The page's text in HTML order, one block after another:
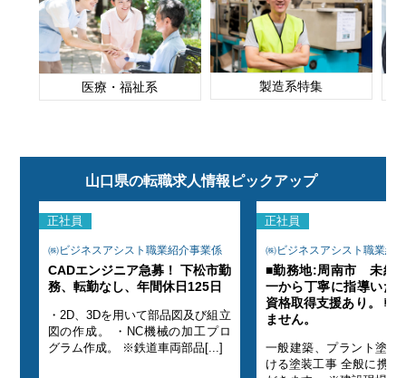
医療・福祉系 製造系特集
山口県の転職求人情報ピックアップ
正社員
㈱ビジネスアシスト職業紹介事業係
CADエンジニア急募！ 下松市勤
務、転勤なし、年間休日125日
・2D、3Dを用いて部品図及び組立
図の作成。 ・NC機械の加工プロ
グラム作成。 ※鉄道車両部品[...]
正社員
㈱ビジネスアシスト職業紹
■勤務地:周南市 未経
一から丁寧に指導いた
資格取得支援あり。 転
ません。
一般建築、プラント塗装
ける塗装工事 全般に携わ